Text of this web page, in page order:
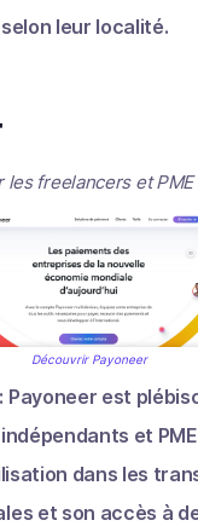
leur localité.
les freelancers et PME
Découvrir Payoneer
: Payoneer est
et
dans les
et son accès à